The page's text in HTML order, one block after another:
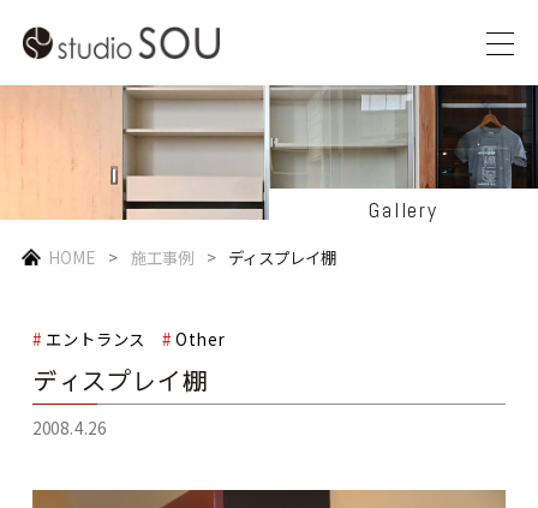
Gallery
HOME 施工事例 ディスプレイ棚
エントランス Other
ディスプレイ棚
2008.4.26